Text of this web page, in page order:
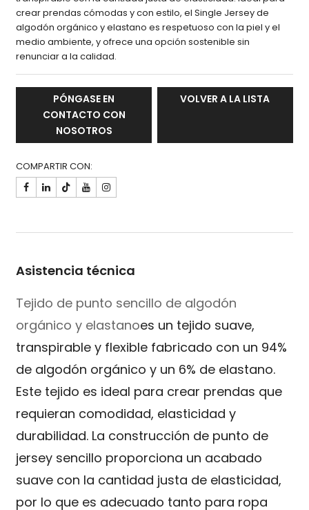
crear prendas cómodas y con estilo, el Single Jersey de
algodón orgánico y elastano es respetuoso con la piel y el
medio ambiente, y ofrece una opción sostenible sin
renunciar a la calidad.
PÓNGASE EN
CONTACTO CON
NOSOTROS
VOLVER A LA LISTA
COMPARTIR CON:

Asistencia técnica
Tejido de punto sencillo de algodón
orgánico y elastanoes un tejido suave,
transpirable y flexible fabricado con un 94%
de algodón orgánico y un 6% de elastano.
Este tejido es ideal para crear prendas que
requieran comodidad, elasticidad y
durabilidad. La construcción de punto de
jersey sencillo proporciona un acabado
suave con la cantidad justa de elasticidad,
por lo que es adecuado tanto para ropa